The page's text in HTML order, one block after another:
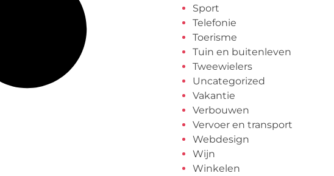
Sport
Telefonie
Toerisme
Tuin en buitenleven
Tweewielers
Uncategorized
Vakantie
Verbouwen
Vervoer en transport
Webdesign
Wijn
Winkelen